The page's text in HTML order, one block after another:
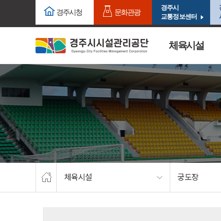
주요메뉴로 건너뛰기
경주시청 문화관광
경주시
교통정보센터
체육시설
체육시설 궁도장